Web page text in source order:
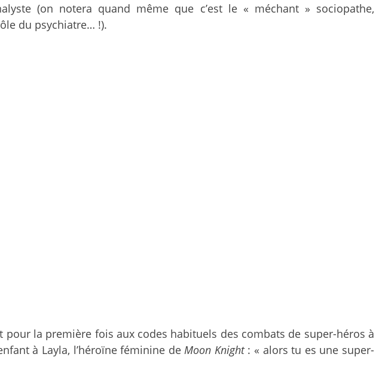
(on notera quand même que c’est le « méchant » sociopathe,
du psychiatre… !).
la première fois aux codes habituels des combats de super-héros à
à Layla, l’héroïne féminine deMoon Knight: « alors tu es une super-